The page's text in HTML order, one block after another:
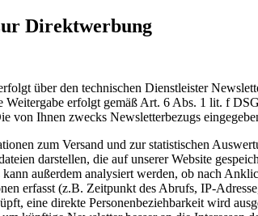
Direktwerbung
über den technischen Dienstleister
Weitergabe erfolgt gemäß Art. 6 Abs. 1 lit. f
von Ihnen zwecks Newsletterbezugs
zum Versand und zur statistischen
darstellen, die auf unserer Website
außerdem analysiert werden, ob nach
erfasst (z.B. Zeitpunkt des Abrufs, IP-
eine direkte Personenbeziehbarkeit wird